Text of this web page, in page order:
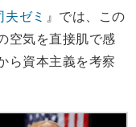
ゼミ 』では、この
空気を直接肌で感
ら資本主義を考察